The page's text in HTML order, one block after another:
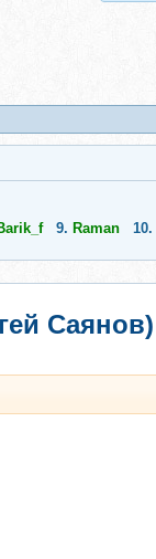
9. Raman 10.
Саянов)